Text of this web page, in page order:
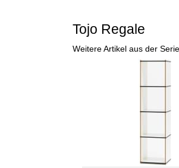
Tojo Regale
Weitere Artikel aus der